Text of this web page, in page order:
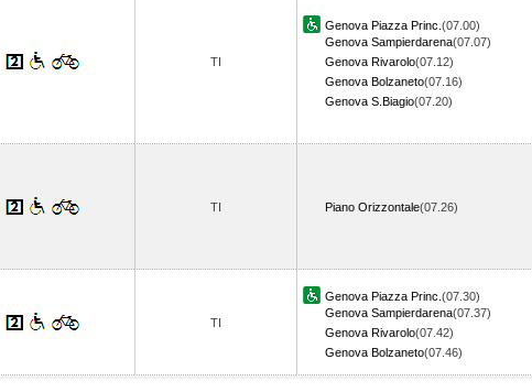
TI
Genova Piazza Princ. (07.00)
Genova Sampierdarena(07.07)
Genova Rivarolo(07.12)
Genova Bolzaneto(07.16)
Genova S.Biagio(07.20)
TI Piano Orizzontale(07.26)
TI
Genova Piazza Princ. (07.30)
Genova Sampierdarena(07.37)
Genova Rivarolo(07.42)
Genova Bolzaneto(07.46)